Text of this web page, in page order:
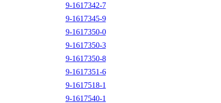
9-1617342-7
9-1617345-9
9-1617350-0
9-1617350-3
9-1617350-8
9-1617351-6
9-1617518-1
9-1617540-1